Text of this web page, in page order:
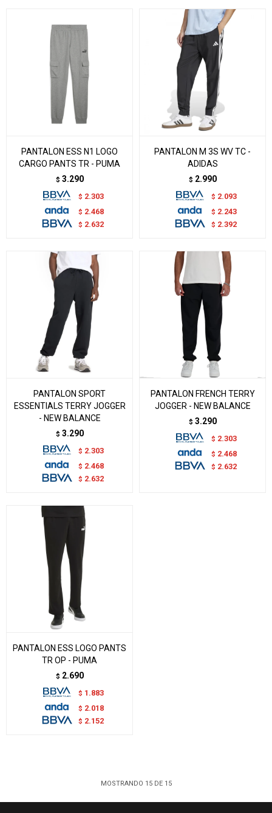
PANTALON ESS N1 LOGO
CARGO PANTS TR - PUMA
$ 3.290
$ 2.303
$ 2.468
$ 2.632
PANTALON M 3S WV TC -
ADIDAS
$ 2.990
$ 2.093
$ 2.243
$ 2.392
PANTALON SPORT
ESSENTIALS TERRY JOGGER
- NEW BALANCE
$ 3.290
$ 2.303
$ 2.468
$ 2.632
PANTALON FRENCH TERRY
JOGGER - NEW BALANCE
$ 3.290
$ 2.303
$ 2.468
$ 2.632
PANTALON ESS LOGO PANTS
TR OP - PUMA
$ 2.690
$ 1.883
$ 2.018
$ 2.152
MOSTRANDO 15DE 15